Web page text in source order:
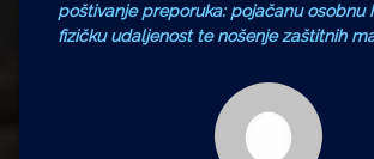
poštivanje preporuka: pojačanu osobnu
fizičku udaljenost te nošenje zaštitnih